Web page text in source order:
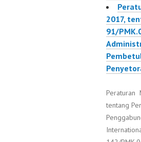
2017,
91/
Peraturan
tentang